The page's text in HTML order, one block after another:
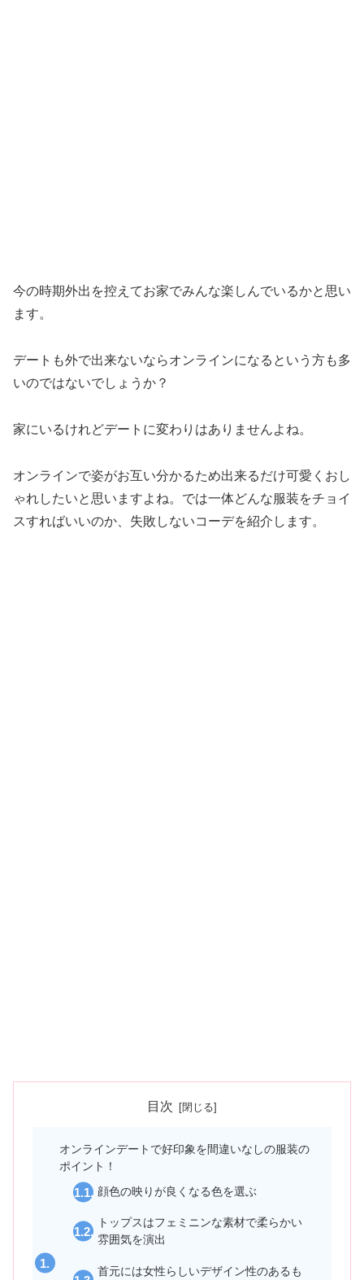
今の時期外出を控えてお家でみんな楽しんでいるかと思い
ます。
デートも外で出来ないならオンラインになるという方も多
いのではないでしょうか？
家にいるけれどデートに変わりはありませんよね。
オンラインで姿がお互い分かるため出来るだけ可愛くおし
ゃれしたいと思いますよね。では一体どんな服装をチョイ
スすればいいのか、失敗しないコーデを紹介します。
目次
オンラインデートで好印象を間違いなしの服装の
ポイント！
顔色の映りが良くなる色を選ぶ
トップスはフェミニンな素材で柔らかい
雰囲気を演出
首元には女性らしいデザイン性のあるも